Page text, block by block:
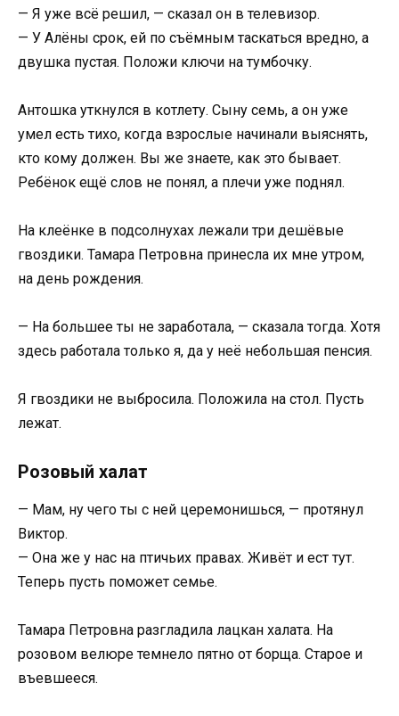
— Я уже всё решил, — сказал он в телевизор.
— У Алёны срок, ей по съёмным таскаться вредно, а
двушка пустая. Положи ключи на тумбочку.
Антошка уткнулся в котлету. Сыну семь, а он уже
умел есть тихо, когда взрослые начинали выяснять,
кто кому должен. Вы же знаете, как это бывает.
Ребёнок ещё слов не понял, а плечи уже поднял.
На клеёнке в подсолнухах лежали три дешёвые
гвоздики. Тамара Петровна принесла их мне утром,
на день рождения.
— На большее ты не заработала, — сказала тогда. Хотя
здесь работала только я, да у неё небольшая пенсия.
Я гвоздики не выбросила. Положила на стол. Пусть
лежат.
Розовый халат
— Мам, ну чего ты с ней церемонишься, — протянул
Виктор.
— Она же у нас на птичьих правах. Живёт и ест тут.
Теперь пусть поможет семье.
Тамара Петровна разгладила лацкан халата. На
розовом велюре темнело пятно от борща. Старое и
въевшееся.